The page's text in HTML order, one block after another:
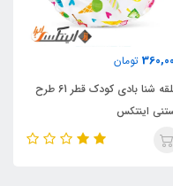
تومان
حلقه شنا بادی کودک قطر 61 طرح
اینتکس